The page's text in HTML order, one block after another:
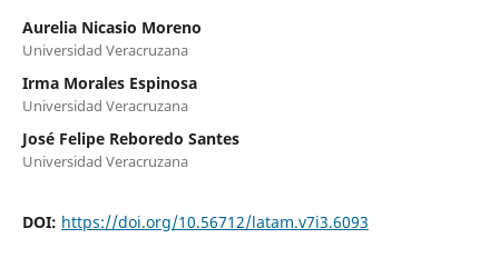
Aurelia Nicasio Moreno
Universidad Veracruzana
Irma Morales Espinosa
Universidad Veracruzana
José Felipe Reboredo Santes
Universidad Veracruzana
DOI: https://doi.org/10.56712/latam.v7i3.6093